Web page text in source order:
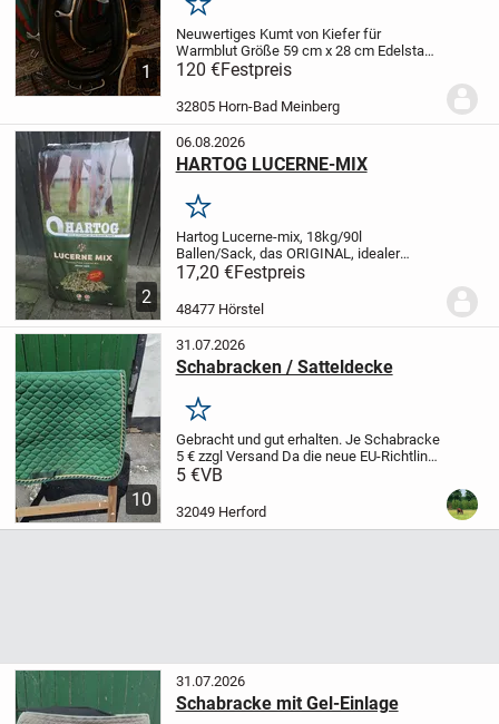
1
Merken
Neuwertiges Kumt von Kiefer für
Warmblut Größe 59 cm x 28 cm Edelstahl
rahmen. Es handelt sich um ein
englisches prunkkumte in top Zustand ein
zweites etwas kleiner ist auch vorhanden
120 €Festpreis
32805 Horn-Bad Meinberg
2
06.08.2026
HARTOG LUCERNE-MIX
Merken
Hartog Lucerne-mix, 18kg/90l
Ballen/Sack, das ORIGINAL, idealer
Raufutterersatz oder als gesunde Zugabe
Preis bei Abnahme von min. 21 Ballen
16,90 Euro/Stück inkl. MWSt und ab Lager
17,20 €Festpreis
48477 Hörstel
10
31.07.2026
Schabracken / Satteldecke
Merken
Gebracht und gut erhalten. Je Schabracke
5 € zzgl Versand Da die neue EU-Richtlinie
jetzt 1 Jahr Gewährleistung auch für
Verkäufer es nicht ausschließt...
5 €VB
32049 Herford
31.07.2026
Schabracke mit Gel-Einlage